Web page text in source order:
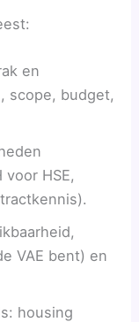
en
scope, budget,
voor HSE,
VAE bent) en
housing